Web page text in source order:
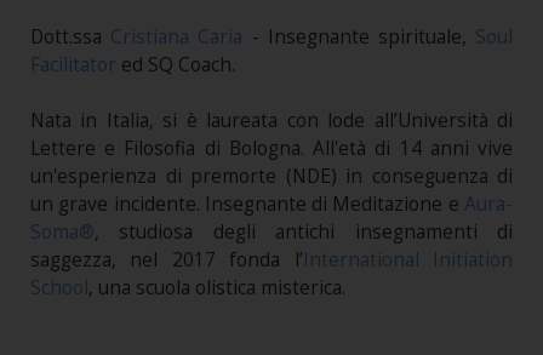
Dott.ssa Cristiana Caria - Insegnante spirituale, Soul
Facilitator ed SQ Coach.
Nata in Italia, si è laureata con lode all’Università di
Lettere e Filosofia di Bologna. All'età di 14 anni vive
un'esperienza di premorte (NDE) in conseguenza di
un grave incidente. Insegnante di Meditazione e Aura-
Soma®, studiosa degli antichi insegnamenti di
saggezza, nel 2017 fonda l’International Initiation
School, una scuola olistica misterica.